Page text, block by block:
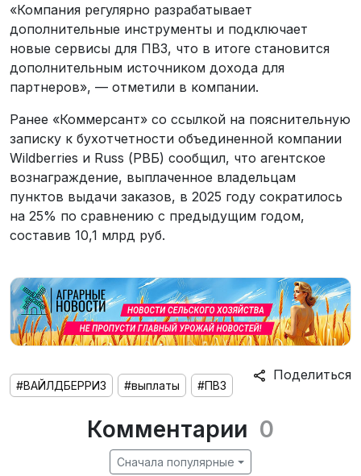
«Компания регулярно разрабатывает
дополнительные инструменты и подключает
новые сервисы для ПВЗ, что в итоге становится
дополнительным источником дохода для
партнеров», — отметили в компании.
Ранее «Коммерсант» со ссылкой на пояснительную
записку к бухотчетности объединенной компании
Wildberries и Russ (РВБ) сообщил, что агентское
вознаграждение, выплаченное владельцам
пунктов выдачи заказов, в 2025 году сократилось
на 25% по сравнению с предыдущим годом,
составив 10,1 млрд руб.
Поделиться
#ВАЙЛДБЕРРИЗ #выплаты #ПВЗ
Комментарии 0
Сначала популярные